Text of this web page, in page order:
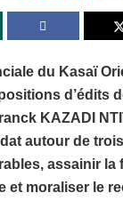
du Kasaï
d’édits
KAZADI
autour de
assainir la
et moraliser le